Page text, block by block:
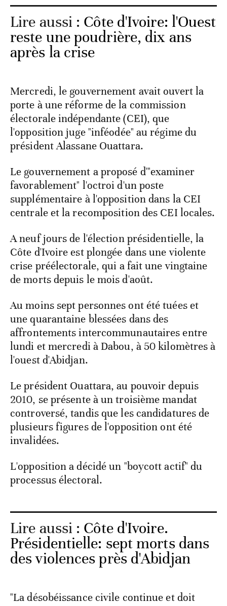
Lire aussi : Côte d'Ivoire: l'Ouest
reste une poudrière, dix ans
après la crise
Mercredi, le gouvernement avait ouvert la
porte à une réforme de la commission
électorale indépendante (CEI), que
l'opposition juge "inféodée" au régime du
président Alassane Ouattara.
Le gouvernement a proposé d'"examiner
favorablement" l'octroi d'un poste
supplémentaire à l'opposition dans la CEI
centrale et la recomposition des CEI locales.
A neuf jours de l'élection présidentielle, la
Côte d'Ivoire est plongée dans une violente
crise préélectorale, qui a fait une vingtaine
de morts depuis le mois d'août.
Au moins sept personnes ont été tuées et
une quarantaine blessées dans des
affrontements intercommunautaires entre
lundi et mercredi à Dabou, à 50 kilomètres à
l'ouest d'Abidjan.
Le président Ouattara, au pouvoir depuis
2010, se présente à un troisième mandat
controversé, tandis que les candidatures de
plusieurs figures de l'opposition ont été
invalidées.
L'opposition a décidé un "boycott actif" du
processus électoral.
Lire aussi : Côte d'Ivoire.
Présidentielle: sept morts dans
des violences près d'Abidjan
"La désobéissance civile continue et doit